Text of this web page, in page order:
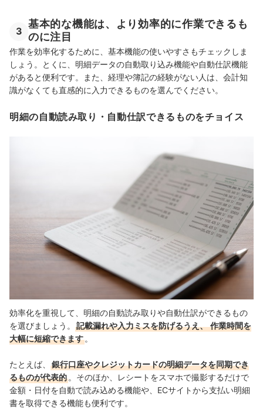
3
基本的な機能は、より効率的に作業できるも
のに注目
作業を効率化するために、基本機能の使いやすさもチェックしま
しょう。とくに、明細データの自動取り込み機能や自動仕訳機能
があると便利です。また、経理や簿記の経験がない人は、会計知
識がなくても直感的に入力できるものを選んでください。
明細の自動読み取り・自動仕訳できるものをチョイス
効率化を重視して、明細の自動読み取りや自動仕訳ができるもの
を選びましょう。
記載漏れや入力ミスを防げるうえ、 作業時間を
大幅に短縮できます 。
たとえば、
銀行口座やクレジットカードの明細データを同期でき
るものが代表的 。そのほか、レシートをスマホで撮影するだけで
金額・日付を自動で読み込める機能や、ECサイトから支払い明細
書を取得できる機能も便利です。